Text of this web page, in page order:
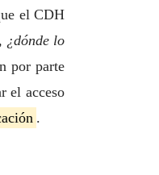
el CDH
¿dónde lo
por parte
el acceso
.